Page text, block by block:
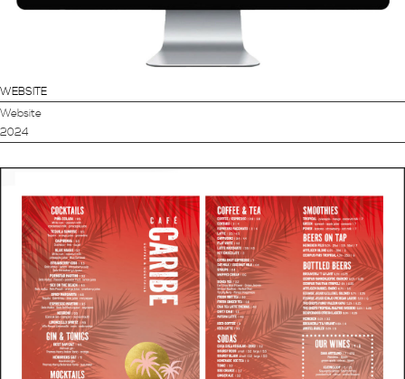
WEBSITE
Website
2024